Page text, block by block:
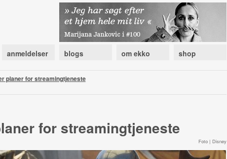
anmeldelser blogs om ekko shop
planer for streamingtjeneste
for streamingtjeneste
Foto | Disney